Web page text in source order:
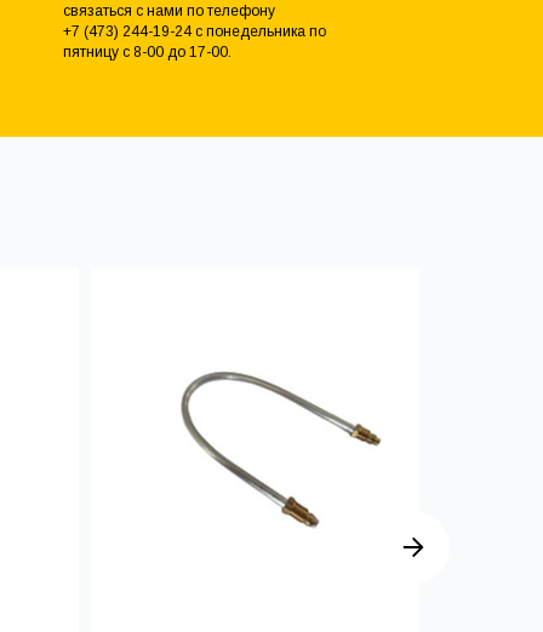
связаться с нами по телефону
+7 (473) 244-19-24 с понедельника по
пятницу с 8-00 до 17-00.